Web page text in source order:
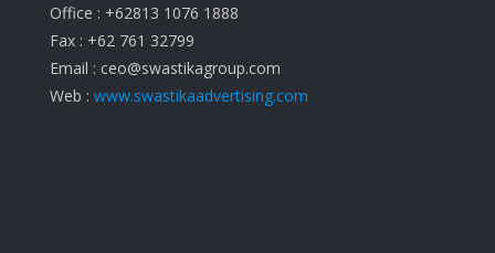
Office : +62813 1076 1888
Fax : +62 761 32799
Email : ceo@swastikagroup.com
Web : www.swastikaadvertising.com